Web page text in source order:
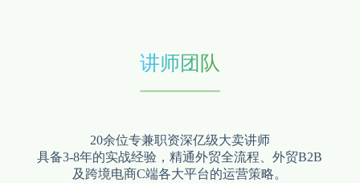
讲师团队
20余位专兼职资深亿级大卖讲师
具备3-8年的实战经验，精通外贸全流程、外贸B2B
及跨境电商C端各大平台的运营策略。